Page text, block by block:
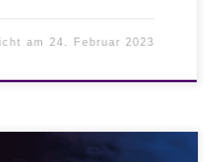
am24. Februar 2023